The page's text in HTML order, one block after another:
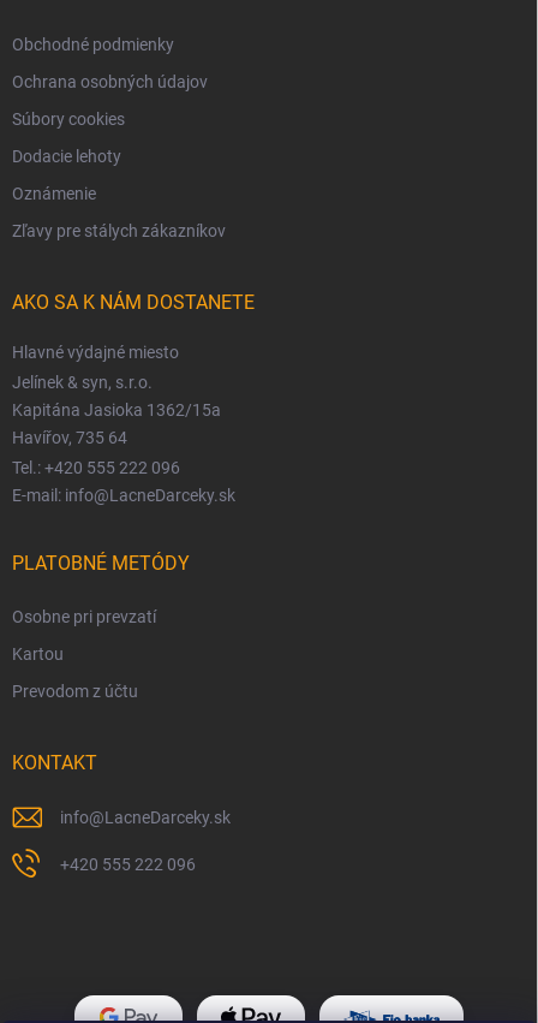
Obchodné podmienky
Ochrana osobných údajov
Súbory cookies
Dodacie lehoty
Oznámenie
Zľavy pre stálych zákazníkov
AKO SA K NÁM DOSTANETE
Hlavné výdajné miesto
Jelínek & syn, s.r.o.
Kapitána Jasioka 1362/15a
Havířov, 735 64
Tel.: +420 555 222 096
E-mail: info@LacneDarceky.sk
PLATOBNÉ METÓDY
Osobne pri prevzatí
Kartou
Prevodom z účtu
KONTAKT
info@LacneDarceky.sk
+420 555 222 096